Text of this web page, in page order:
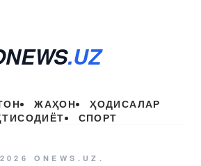
.UZ
ЖАҲОН
ҲОДИСАЛАР
СПОРТ
ONEWS.UZ.